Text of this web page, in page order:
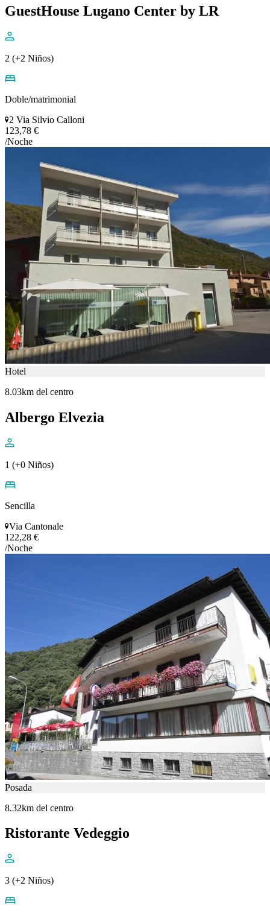
GuestHouse Lugano Center by LR
2 (+2 Niños)
Doble/matrimonial
2 Via Silvio Calloni
123,78 €
/Noche
Hotel
8.03km del centro
Albergo Elvezia
1 (+0 Niños)
Sencilla
Via Cantonale
122,28 €
/Noche
Posada
8.32km del centro
Ristorante Vedeggio
3 (+2 Niños)